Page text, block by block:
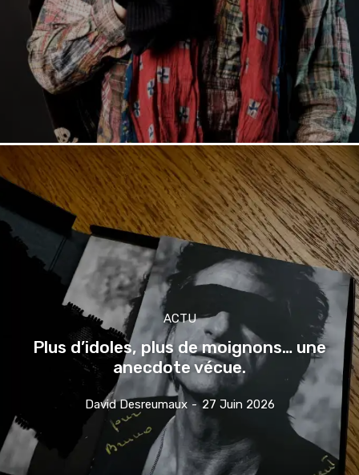
ACTU
Plus d’idoles, plus de moignons… une
anecdote vécue.
David Desreumaux - 27 Juin 2026